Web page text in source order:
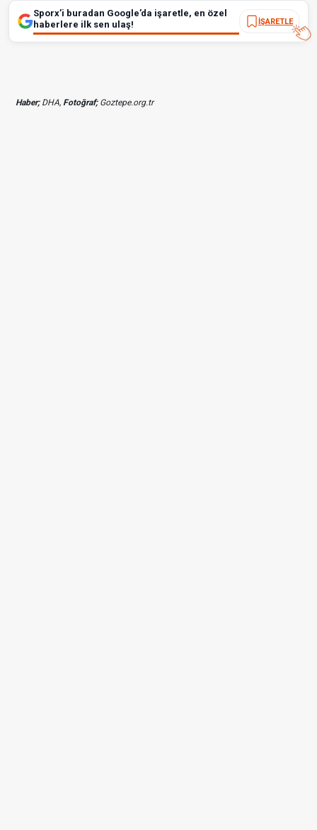
Sporx’i buradan Google’da işaretle, en özel
haberlere ilk sen ulaş!
İŞARETLE
Haber;DHA, Fotoğraf;Goztepe.org.tr